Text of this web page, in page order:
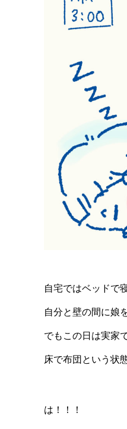
自宅ではベッドで
自分と壁の間に娘
でもこの日は実家
床で布団という状
は！！！